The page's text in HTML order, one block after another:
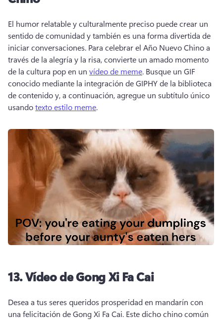
El humor relatable y culturalmente preciso puede crear un
sentido de comunidad y también es una forma divertida de
iniciar conversaciones. Para celebrar el Año Nuevo Chino a
través de la alegría y la risa, convierte un amado momento
de la cultura pop en un vídeo de meme. Busque un GIF
conocido mediante la integración de GIPHY de la biblioteca
de contenido y, a continuación, agregue un subtítulo único
usando texto estilo meme.
13.Vídeo de Gong Xi Fa Cai
Desea a tus seres queridos prosperidad en mandarín con
una felicitación de Gong Xi Fa Cai. Este dicho chino común